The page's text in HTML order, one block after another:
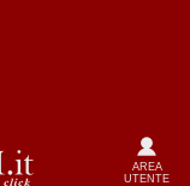
AREA
UTENTE